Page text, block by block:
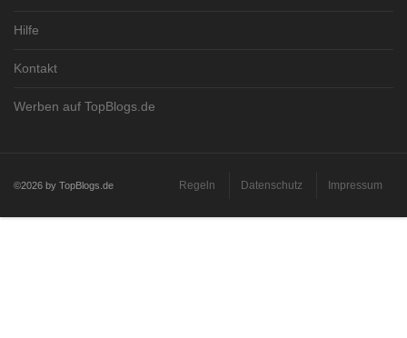
Hilfe
Kontakt
Werben auf TopBlogs.de
©2026 by TopBlogs.de Regeln Datenschutz Impressum